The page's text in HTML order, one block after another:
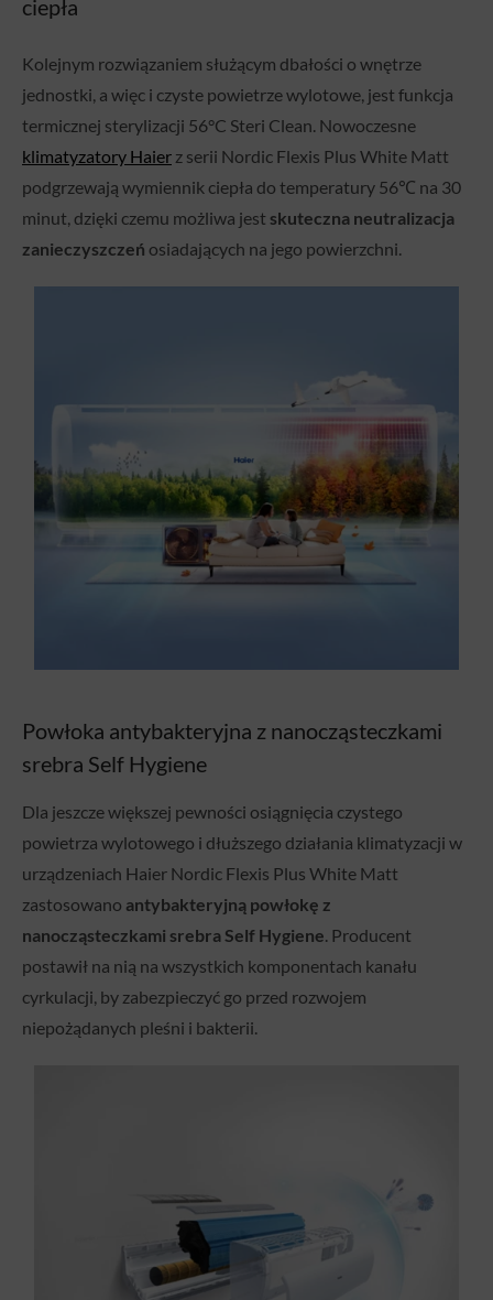
ciepła
Kolejnym rozwiązaniem służącym dbałości o wnętrze
jednostki, a więc i czyste powietrze wylotowe, jest funkcja
termicznej sterylizacji 56°C Steri Clean. Nowoczesne
klimatyzatory Haier z serii Nordic Flexis Plus White Matt
podgrzewają wymiennik ciepła do temperatury 56℃ na 30
minut, dzięki czemu możliwa jest skuteczna neutralizacja
zanieczyszczeń osiadających na jego powierzchni.
Powłoka antybakteryjna z nanocząsteczkami
srebra Self Hygiene
Dla jeszcze większej pewności osiągnięcia czystego
powietrza wylotowego i dłuższego działania klimatyzacji w
urządzeniach Haier Nordic Flexis Plus White Matt
zastosowano antybakteryjną powłokę z
nanocząsteczkami srebra Self Hygiene. Producent
postawił na nią na wszystkich komponentach kanału
cyrkulacji, by zabezpieczyć go przed rozwojem
niepożądanych pleśni i bakterii.